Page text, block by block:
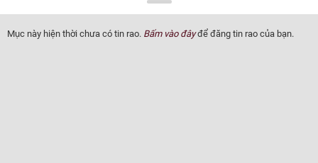
Tất cả
Mục này hiện thời chưa có tin rao. Bấm vào đâyđể đăng tin rao của bạn.